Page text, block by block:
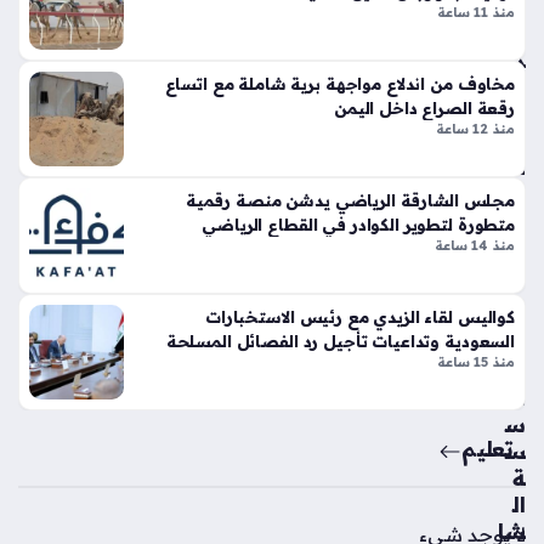
تين
ل
ي
س
وبر
سب
س
تك
سر
قوا
الت
ص
مي
م
الت
عة
رك
ة
أدن
ك
منذ
سا
واح
دة
مؤ
س
س
ة
ال
شا
منذ 11 ساعة
مخاوف من اندلاع مواجهة برية شاملة مع اتساع
رقعة الصراع داخل اليمن
منذ 12 ساعة
مجلس الشارقة الرياضي يدشن منصة رقمية
متطورة لتطوير الكوادر في القطاع الرياضي
منذ 14 ساعة
كواليس لقاء الزيدي مع رئيس الاستخبارات
السعودية وتداعيات تأجيل رد الفصائل المسلحة
منذ 15 ساعة
تعليم
لا يوجد شيء